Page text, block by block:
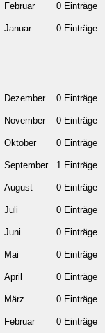
Februar 0 Einträge
Januar 0 Einträge
Dezember 0 Einträge
November 0 Einträge
Oktober 0 Einträge
September 1 Einträge
August 0 Einträge
Juli 0 Einträge
Juni 0 Einträge
Mai 0 Einträge
April 0 Einträge
März 0 Einträge
Februar 0 Einträge